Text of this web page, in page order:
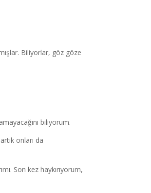
Biliyorlar, göz göze
biliyorum.
onları da
Son kez haykırıyorum,